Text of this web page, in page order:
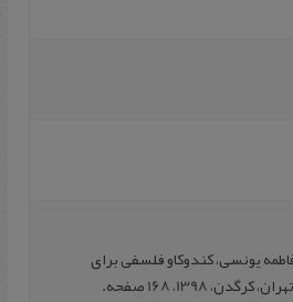
یونسی، کندوکاو فلسفی برای
1398، 168 صفحه.